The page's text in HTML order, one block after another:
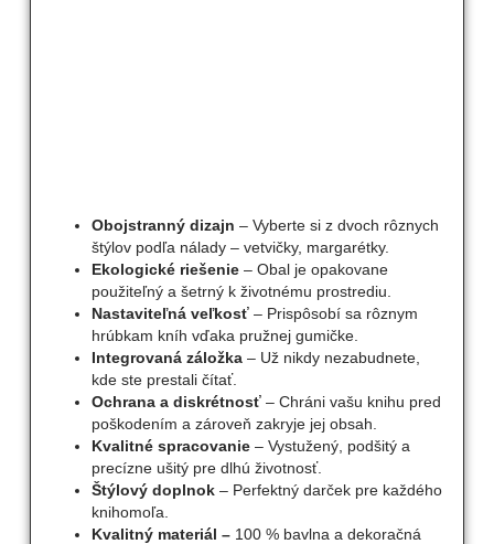
Obojstranný dizajn – Vyberte si z dvoch rôznych
štýlov podľa nálady – vetvičky, margarétky.
Ekologické riešenie– Obal je opakovane
použiteľný a šetrný k životnému prostrediu.
Nastaviteľná veľkosť– Prispôsobí sa rôznym
hrúbkam kníh vďaka pružnej gumičke.
Integrovaná záložka– Už nikdy nezabudnete,
kde ste prestali čítať.
Ochrana a diskrétnosť– Chráni vašu knihu pred
poškodením a zároveň zakryje jej obsah.
Kvalitné spracovanie– Vystužený, podšitý a
precízne ušitý pre dlhú životnosť.
Štýlový doplnok– Perfektný darček pre každého
knihomoľa.
Kvalitný materiál –100 % bavlna a dekoračná